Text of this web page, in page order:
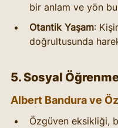
bir anlam ve yön
Otantik Yaşam:
doğrultusunda
5. Sosyal
Albert Bandura ve
Özgüven eksikliği,